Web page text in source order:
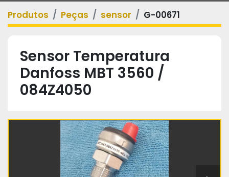
Produtos Peças sensor G-00671
Sensor Temperatura
Danfoss MBT 3560 /
084Z4050